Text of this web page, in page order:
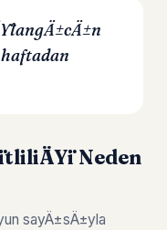
Neden
sayÄ±sÄ±yla